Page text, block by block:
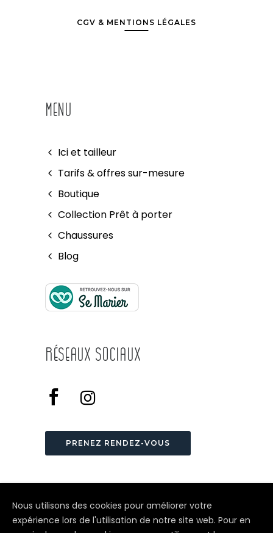
CGV & MENTIONS LÉGALES
MENU
Ici et tailleur
Tarifs & offres sur-mesure
Boutique
Collection Prêt à porter
Chaussures
Blog
Réseaux Sociaux
PRENEZ RENDEZ-VOUS
Nous utilisons des cookies pour améliorer votre
expérience lors de l'utilisation de notre site web. Pour en